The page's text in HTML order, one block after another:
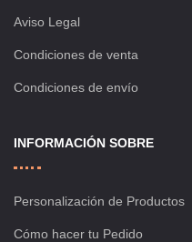
Aviso Legal
Condiciones de venta
Condiciones de envío
INFORMACIÓN SOBRE
Personalización de Productos
Cómo hacer tu Pedido